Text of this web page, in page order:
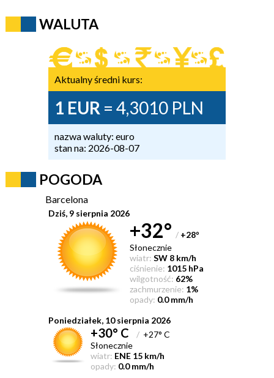
WALUTA
Aktualny średni kurs:
1 EUR = 4,3010 PLN
nazwa waluty: euro
stan na: 2026-08-07
POGODA
Barcelona
Dziś, 9 sierpnia 2026
+32° / +28°
Słonecznie
wiatr: SW 8 km/h
ciśnienie: 1015 hPa
wilgotność: 62%
zachmurzenie: 1%
opady: 0.0 mm/h
Poniedziałek, 10 sierpnia 2026
+30° C /+27° C
Słonecznie
wiatr: ENE 15 km/h
opady: 0.0 mm/h